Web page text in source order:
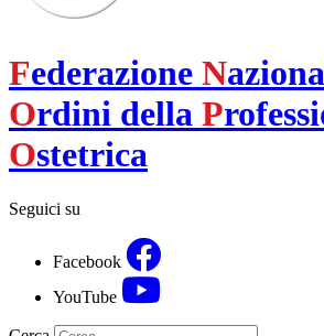
Federazione N
Ordini della P
Ostetrica
Seguici su
Facebook
YouTube